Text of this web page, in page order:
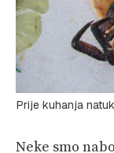
Prije kuhanja
Neke smo